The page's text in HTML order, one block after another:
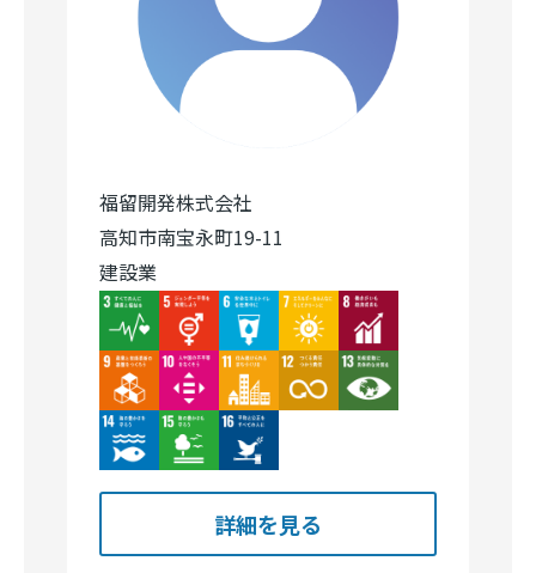
福留開発株式会社
ImageImageImage
ImageImageImageImage
Image Image Image
詳細を見る